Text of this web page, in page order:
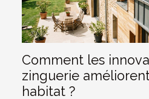
Comment les
zinguerie
habitat ?